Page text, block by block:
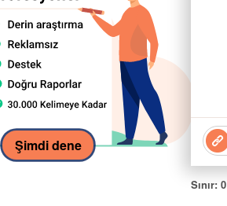
Şimdi dene
Sınır: 0